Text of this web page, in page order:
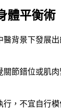
體平衡術
背景下發展
節錯位或肌
，不宜自行